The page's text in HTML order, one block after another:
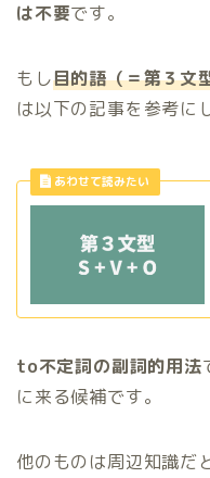
は不要です。
もし目的語（＝第３文
は以下の記事を参考に
to不定詞の副詞的用法
に来る候補です。
他のものは周辺知識だ